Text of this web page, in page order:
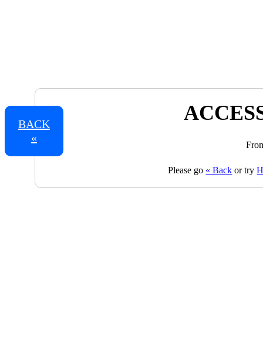
BACK
«
Please go « Back or try